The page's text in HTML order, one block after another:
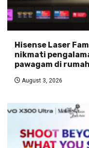
Hisense Laser
nikmati
pawagam di rumah
August 3, 2026